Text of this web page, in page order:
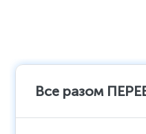
Все разом